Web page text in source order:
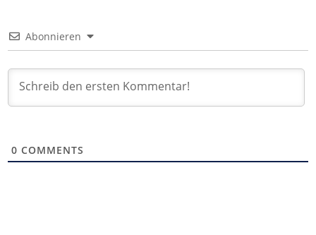
Abonnieren
0 COMMENTS